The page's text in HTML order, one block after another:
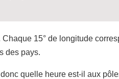
Chaque 15° de longitude
des pays.
quelle heure est-il aux